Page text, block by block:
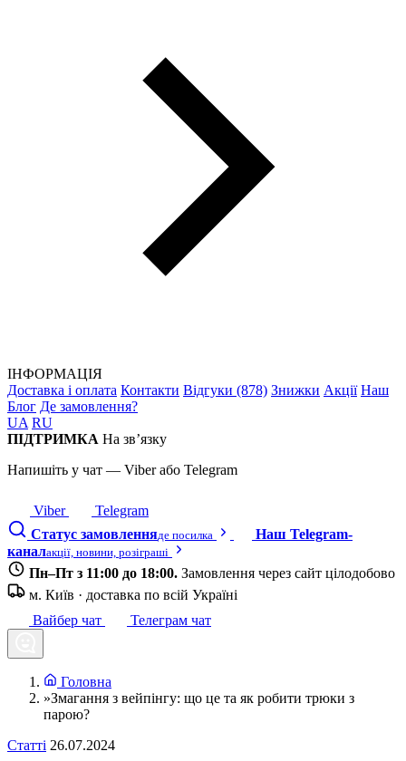
ІНФОРМАЦІЯ
Доставка і оплата Контакти Відгуки (878) Знижки Акції Наш
Блог Де замовлення?
UA RU
ПІДТРИМКА На зв’язку
Напишіть у чат — Viber або Telegram
Viber
Telegram
Статус замовленняде посилка
Наш Telegram-
каналакції, новини, розіграші
Пн–Пт з 11:00 до 18:00. Замовлення через сайт цілодобово
м. Київ · доставка по всій Україні
Вайбер чат
Телеграм чат
Головна
»Змагання з вейпінгу: що це та як робити трюки з
парою?
Статті 26.07.2024